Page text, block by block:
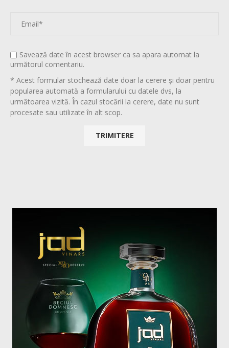
Savează date în acest browser ca sa apara automat la
următorul comentariu.
* Acest formular stochează date doar la cerere și doar pentru
popularea automată a formularului cu datele dvs, la
următoarea vizită. În cazul stocării la cerere, date nu sunt
procesate sau utilizate în alt scop.